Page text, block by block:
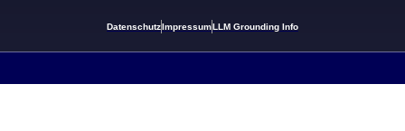
DatenschutzImpressumLLM Grounding Info